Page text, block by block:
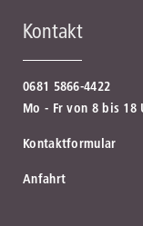
Kontakt
0681 5866-4422
Mo - Fr von 8 bis 18
Kontaktformular
Anfahrt